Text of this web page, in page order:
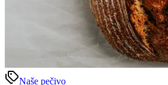
Naše pečivo